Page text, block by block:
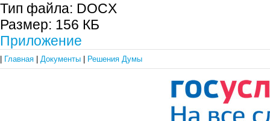
Тип файла: DOCX
Размер: 156 КБ
Приложение
Главная Документы Решения Думы